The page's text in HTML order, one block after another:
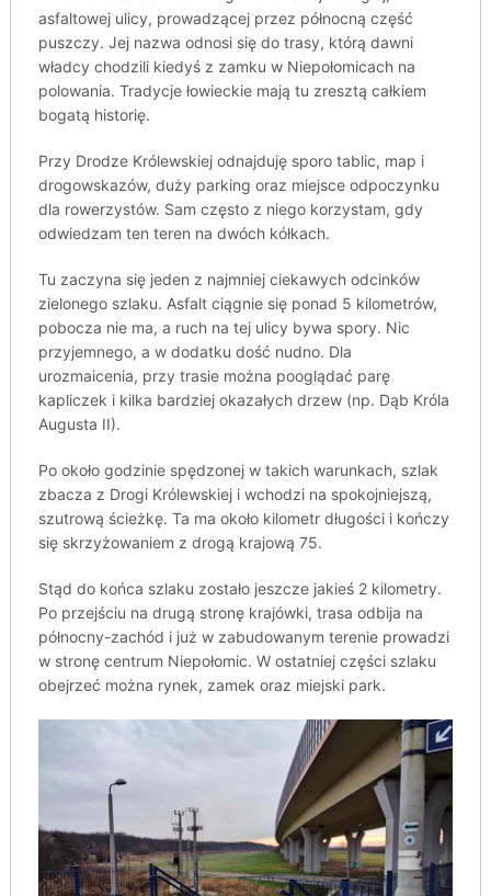
asfaltowej ulicy, prowadzącej przez północną część
puszczy. Jej nazwa odnosi się do trasy, którą dawni
władcy chodzili kiedyś z zamku w Niepołomicach na
polowania. Tradycje łowieckie mają tu zresztą całkiem
bogatą historię.
Przy Drodze Królewskiej odnajduję sporo tablic, map i
drogowskazów, duży parking oraz miejsce odpoczynku
dla rowerzystów. Sam często z niego korzystam, gdy
odwiedzam ten teren na dwóch kółkach.
Tu zaczyna się jeden z najmniej ciekawych odcinków
zielonego szlaku. Asfalt ciągnie się ponad 5 kilometrów,
pobocza nie ma, a ruch na tej ulicy bywa spory. Nic
przyjemnego, a w dodatku dość nudno. Dla
urozmaicenia, przy trasie można pooglądać parę
kapliczek i kilka bardziej okazałych drzew (np. Dąb Króla
Augusta II).
Po około godzinie spędzonej w takich warunkach, szlak
zbacza z Drogi Królewskiej i wchodzi na spokojniejszą,
szutrową ścieżkę. Ta ma około kilometr długości i kończy
się skrzyżowaniem z drogą krajową 75.
Stąd do końca szlaku zostało jeszcze jakieś 2 kilometry.
Po przejściu na drugą stronę krajówki, trasa odbija na
północny-zachód i już w zabudowanym terenie prowadzi
w stronę centrum Niepołomic. W ostatniej części szlaku
obejrzeć można rynek, zamek oraz miejski park.